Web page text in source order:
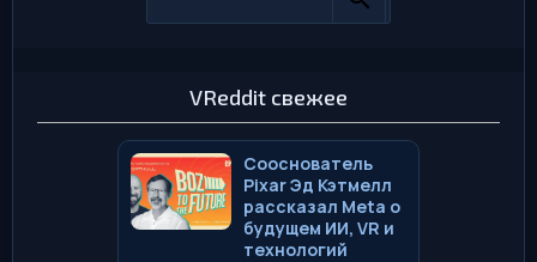
VReddit свежее
Сооснователь
Pixar Эд Кэтмелл
рассказал Meta о
будущем ИИ, VR и
технологий